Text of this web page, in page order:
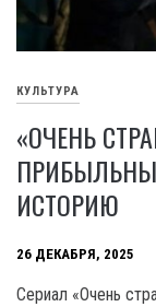
КУЛЬТУРА
«ОЧЕНЬ
ИСТОРИЮ
26 ДЕКАБРЯ, 2025
Сериал «Очень